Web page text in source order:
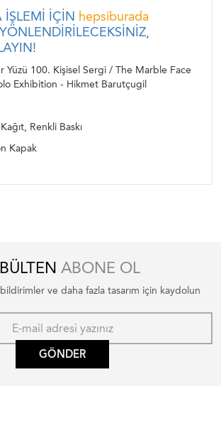
İŞLEMİ İÇİN hepsiburada
Yüzü 100. Kişisel Sergi / The Marble Face
Exhibition - Hikmet Barutçugil
Renkli Baskı
Kapak
ABONE OL
ve daha fazla tasarım için kaydolun
GÖNDER